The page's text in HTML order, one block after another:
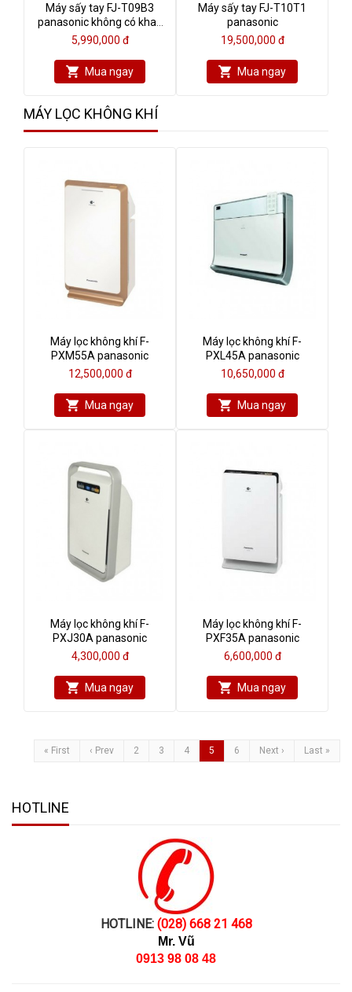
Máy sấy tay FJ-T09B3
panasonic không có khay
nước
5,990,000 đ
Mua ngay
Máy sấy tay FJ-T10T1
panasonic
19,500,000 đ
Mua ngay
MÁY LỌC KHÔNG KHÍ
Máy lọc không khí F-
PXM55A panasonic
12,500,000 đ
Mua ngay
Máy lọc không khí F-
PXL45A panasonic
10,650,000 đ
Mua ngay
Máy lọc không khí F-
PXJ30A panasonic
4,300,000 đ
Mua ngay
Máy lọc không khí F-
PXF35A panasonic
6,600,000 đ
Mua ngay
« First ‹ Prev 2 3 4 5 6 Next › Last »
HOTLINE
HOTLINE: (028) 668 21 468
Mr. Vũ
0913 98 08 48